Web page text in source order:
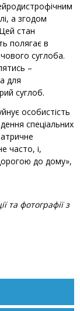
а згодом
стан
полягає в
суглоба.
–
для
суглоб.
особистість
спеціальних
часто, і,
до дому»,
та фотографії з